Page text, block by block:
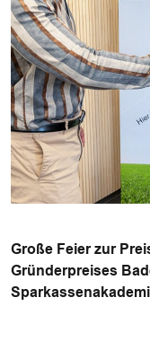
Große Feier zur
Gründerpreises